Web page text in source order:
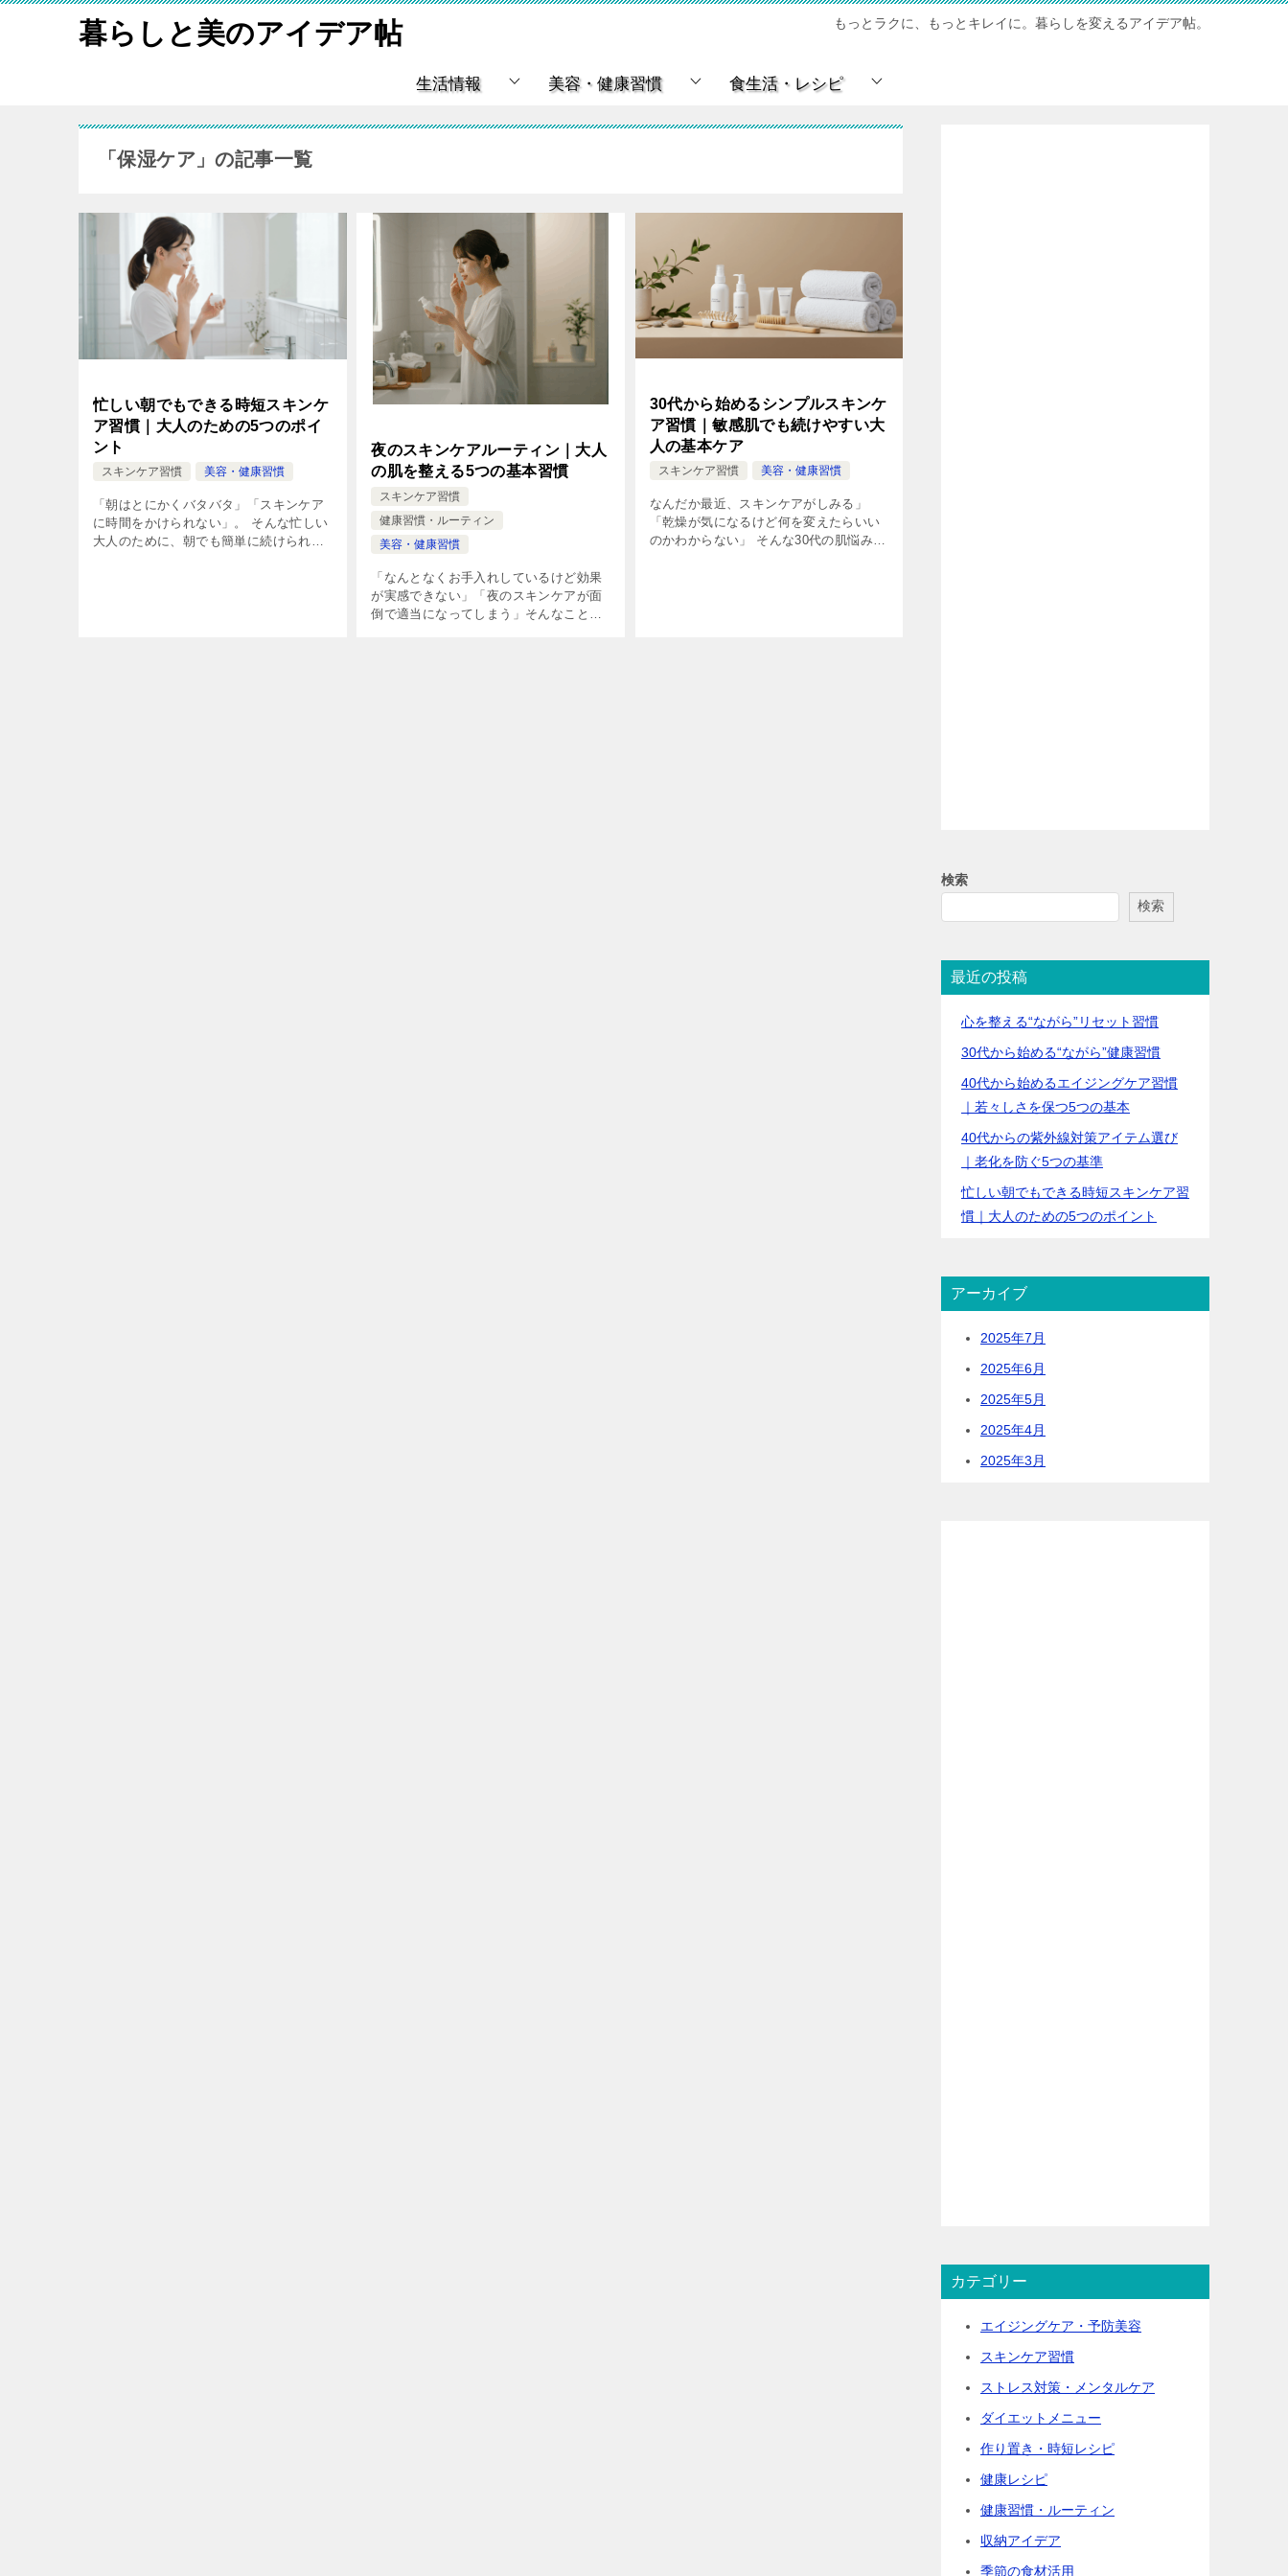
暮らしと美のアイデア帖 もっとラクに、もっとキレイに。暮らしを変えるアイデア帖。
生活情報 美容・健康習慣 食生活・レシピ
「保湿ケア」の記事一覧
忙しい朝でもできる時短スキンケ
ア習慣｜大人のための5つのポイ
ント
スキンケア習慣 美容・健康習慣
「朝はとにかくバタバタ」「スキンケア
に時間をかけられない」。 そんな忙しい
大人のために、朝でも簡単に続けられる
夜のスキンケアルーティン｜大人
の肌を整える5つの基本習慣
スキンケア習慣
健康習慣・ルーティン
美容・健康習慣
「なんとなくお手入れしているけど効果
が実感できない」「夜のスキンケアが面
倒で適当になってしまう」そんなことは
30代から始めるシンプルスキンケ
ア習慣｜敏感肌でも続けやすい大
人の基本ケア
スキンケア習慣 美容・健康習慣
なんだか最近、スキンケアがしみる」
「乾燥が気になるけど何を変えたらいい
のかわからない」 そんな30代の肌悩み、
検索
検索
最近の投稿
心を整える“ながら”リセット習慣
30代から始める“ながら”健康習慣
40代から始めるエイジングケア習慣
｜若々しさを保つ5つの基本
40代からの紫外線対策アイテム選び
｜老化を防ぐ5つの基準
忙しい朝でもできる時短スキンケア習
慣｜大人のための5つのポイント
アーカイブ
2025年7月
2025年6月
2025年5月
2025年4月
2025年3月
カテゴリー
エイジングケア・予防美容
スキンケア習慣
ストレス対策・メンタルケア
ダイエットメニュー
作り置き・時短レシピ
健康レシピ
健康習慣・ルーティン
収納アイデア
季節の食材活用